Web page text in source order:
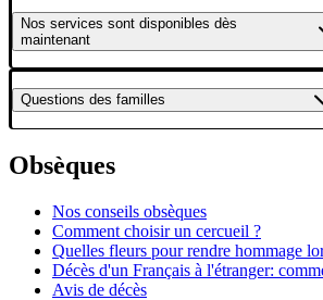
Nos services sont disponibles dès
maintenant
Questions des familles
Obsèques
Nos conseils obsèques
Comment choisir un cercueil ?
Quelles fleurs pour rendre hommage
Décès d'un Français à l'étranger:
Avis de décès